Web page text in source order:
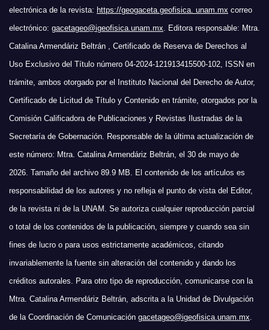
electrónica de la revista: https://geogaceta.geofisica. unam.mx correo
electrónico: gacetageo@igeofisica.unam.mx. Editora responsable: Mtra.
Catalina Armendáriz Beltrán , Certificado de Reserva de Derechos al
Uso Exclusivo del Título número 04-2024-121913415500-102, ISSN en
trámite, ambos otorgado por el Instituto Nacional del Derecho de Autor,
Certificado de Licitud de Título y Contenido en trámite, otorgados por la
Comisión Calificadora de Publicaciones y Revistas Ilustradas de la
Secretaría de Gobernación. Responsable de la última actualización de
este número: Mtra. Catalina Armendáriz Beltrán, el 30 de mayo de
2026. Tamaño del archivo 89.9 MB. El contenido de los artículos es
responsabilidad de los autores y no refleja el punto de vista del Editor,
de la revista ni de la UNAM. Se autoriza cualquier reproducción parcial
o total de los contenidos de la publicación, siempre y cuando sea sin
fines de lucro o para usos estrictamente académicos, citando
invariablemente la fuente sin alteración del contenido y dando los
créditos autorales. Para otro tipo de reproducción, comunicarse con la
Mtra. Catalina Armendáriz Beltrán, adscrita a la Unidad de Divulgación
de la Coordinación de Comunicación gacetageo@igeofisica.unam.mx.